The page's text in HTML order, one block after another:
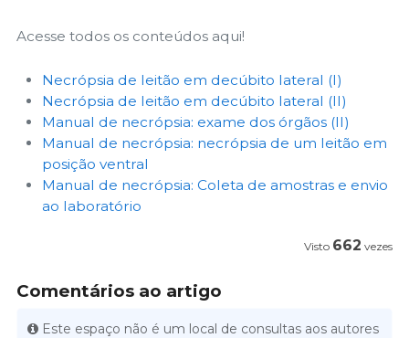
Acesse todos os conteúdos aqui!
Necrópsia de leitão em decúbito lateral (I)
Necrópsia de leitão em decúbito lateral (II)
Manual de necrópsia: exame dos órgãos (II)
Manual de necrópsia: necrópsia de um leitão em
posição ventral
Manual de necrópsia: Coleta de amostras e envio
ao laboratório
Visto 662 vezes
Comentários ao artigo
Este espaço não é um local de consultas aos autores